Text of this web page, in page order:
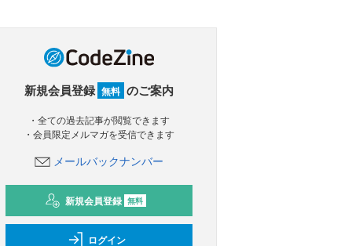
新規会員登録 無料 のご案内
・全ての過去記事が閲覧できます
・会員限定メルマガを受信できます
メールバックナンバー
新規会員登録 無料
ログイン